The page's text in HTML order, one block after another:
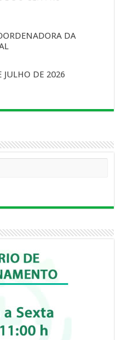
DA
JULHO DE 2026